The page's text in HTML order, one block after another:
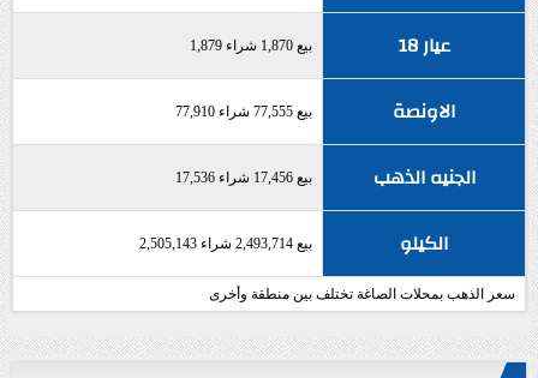
عيار 18 بيع 1,870 شراء 1,879
الاونصة بيع 77,555 شراء 77,910
الجنيه الذهب بيع 17,456 شراء 17,536
الكيلو بيع 2,493,714 شراء 2,505,143
سعر الذهب بمحلات الصاغة تختلف بين منطقة وأخرى